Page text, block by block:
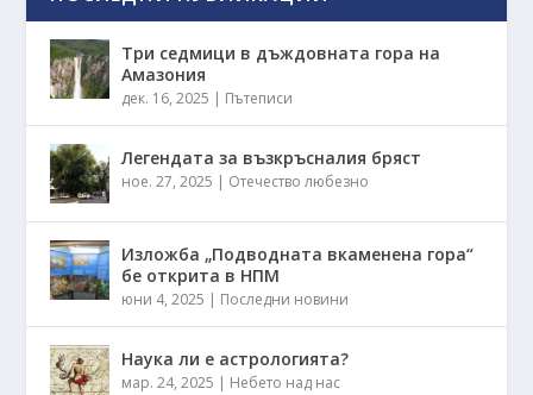
Три седмици в дъждовната гора на
Амазония
дек. 16, 2025 | Пътеписи
Легендата за възкръсналия бряст
ное. 27, 2025 | Отечество любезно
Изложба „Подводната вкаменена гора“
бе открита в НПМ
юни 4, 2025 | Последни новини
Наука ли е астрологията?
мар. 24, 2025 | Небето над нас